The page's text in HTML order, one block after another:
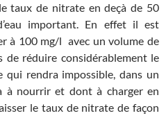
taux de nitrate en deçà de 50
important. En effet il est
à 100 mg/l avec un volume de
réduire considérablement le
qui rendra impossible, dans un
à nourrir et dont à charger en
le taux de nitrate de façon